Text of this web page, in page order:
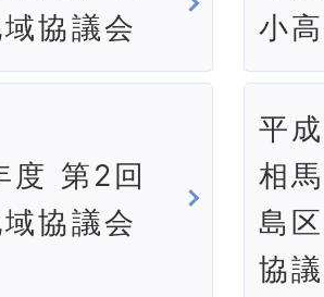
協議会
小
度 第2回
協議会
平
相
島
協